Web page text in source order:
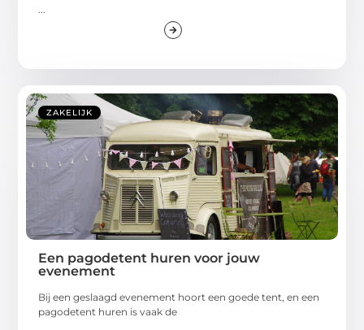
...
ZAKELIJK
Een pagodetent huren voor jouw
evenement
Bij een geslaagd evenement hoort een goede tent, en een
pagodetent huren is vaak de